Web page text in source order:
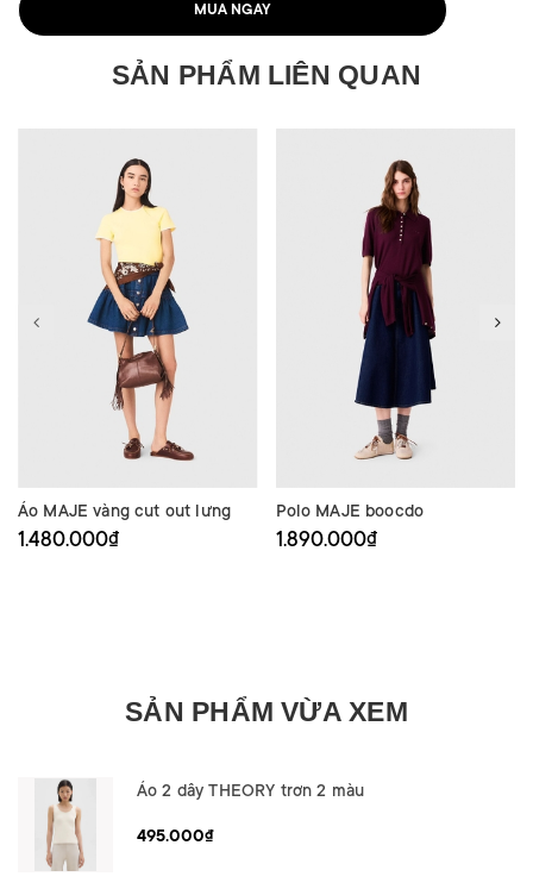
MUA NGAY
SẢN PHẨM LIÊN QUAN
Áo MAJE vàng cut out lưng
1.480.000₫
Polo MAJE boocdo
1.890.000₫
SẢN PHẨM VỪA XEM
Áo 2 dây THEORY trơn 2 màu
495.000₫